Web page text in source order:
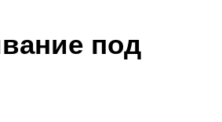
под